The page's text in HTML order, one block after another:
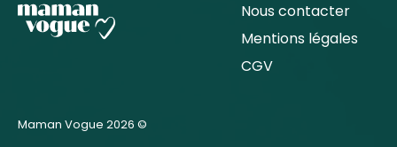
Nous contacter
Mentions légales
CGV
Maman Vogue 2026 ©